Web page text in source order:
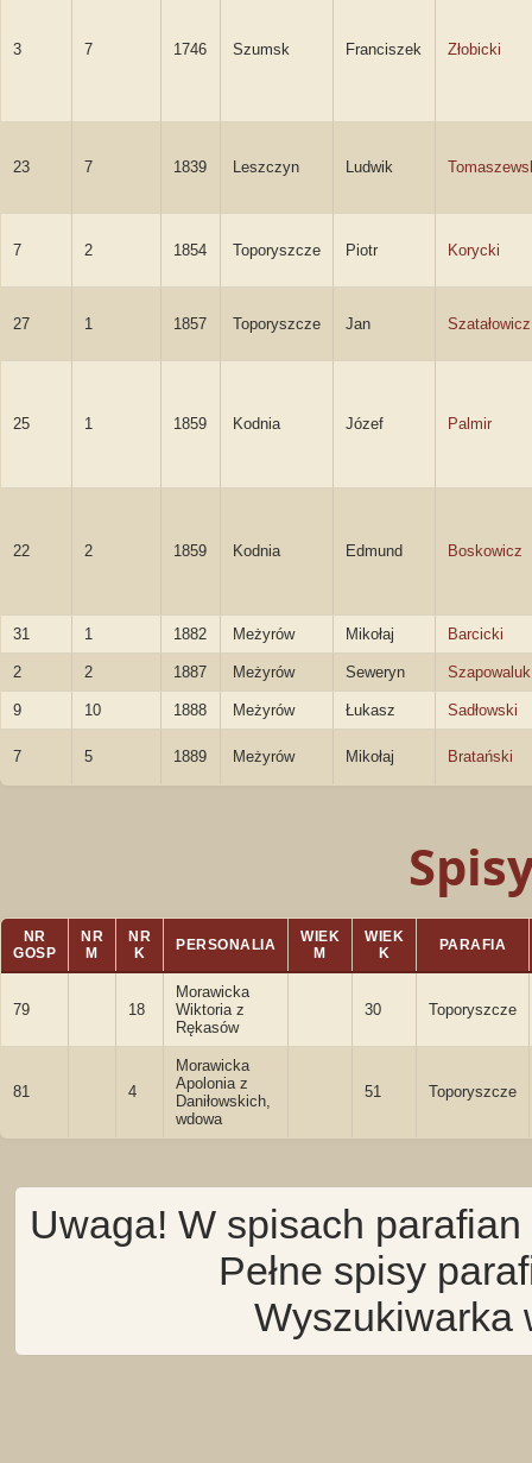
3 7 1746 Szumsk Franciszek Złobicki
23 7 1839 Leszczyn Ludwik
7 2 1854 Toporyszcze Piotr Korycki
27 1 1857 Toporyszcze Jan Szatałowicz
25 1 1859 Kodnia Józef Palmir
22 2 1859 Kodnia Edmund Boskowicz
31 1 1882 Meżyrów Mikołaj Barcicki
2 2 1887 Meżyrów Seweryn Szapowaluk
9 10 1888 Meżyrów Łukasz Sadłowski
7 5 1889 Meżyrów Mikołaj Bratański
NR
GOSP
NR
M
NR
K
PERSONALIA
WIEK
M
WIEK
K
PARAFIA
79 18
Morawicka
Wiktoria z
Rękasów
30 Toporyszcze
81 4
Morawicka
Apolonia z
Daniłowskich,
wdowa
51 Toporyszcze
Uwaga! W spisach
Pełne spisy
Wyszukiwarka